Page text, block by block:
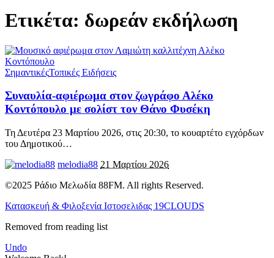
Ετικέτα: δωρεάν εκδήλωση
ΣημαντικέςΤοπικές Ειδήσεις
Συναυλία-αφιέρωμα στον ζωγράφο Αλέκο
Κοντόπουλο με σολίστ τον Θάνο Φυσέκη
Τη Δευτέρα 23 Μαρτίου 2026, στις 20:30, το κουαρτέτο εγχόρδων
του Δημοτικού…
melodia88 21 Μαρτίου 2026
©2025 Ράδιο Μελωδία 88FM. All rights Reserved.
Κατασκευή & Φιλοξενία Ιστοσελιδας 19CLOUDS
Removed from reading list
Undo